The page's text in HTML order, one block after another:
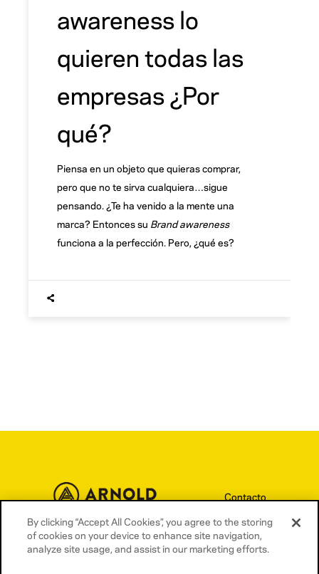
awareness lo
quieren todas las
empresas ¿Por
qué?
Piensa en un objeto que quieras comprar,
pero que no te sirva cualquiera…sigue
pensando. ¿Te ha venido a la mente una
marca? Entonces su Brand awareness
funciona a la perfección. Pero, ¿qué es?
Contacto
Términos y condiciones
Política de privacidad
By clicking “Accept All Cookies”, you agree to the storing
of cookies on your device to enhance site navigation,
analyze site usage, and assist in our marketing efforts.